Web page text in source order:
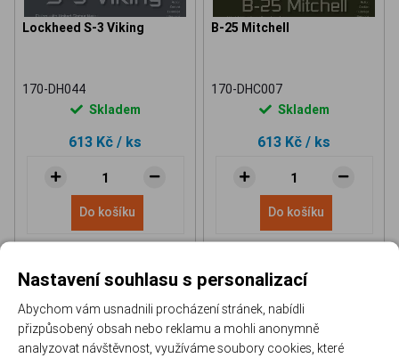
Lockheed S-3 Viking
170-DH044
Skladem
613 Kč / ks
Do košíku
B-25 Mitchell
170-DHC007
Skladem
613 Kč / ks
Do košíku
Nastavení souhlasu s personalizací
Abychom vám usnadnili procházení stránek, nabídli
přizpůsobený obsah nebo reklamu a mohli anonymně
analyzovat návštěvnost, využíváme soubory cookies, které